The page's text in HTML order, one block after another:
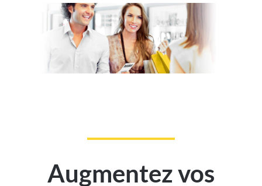
Augmentez vos